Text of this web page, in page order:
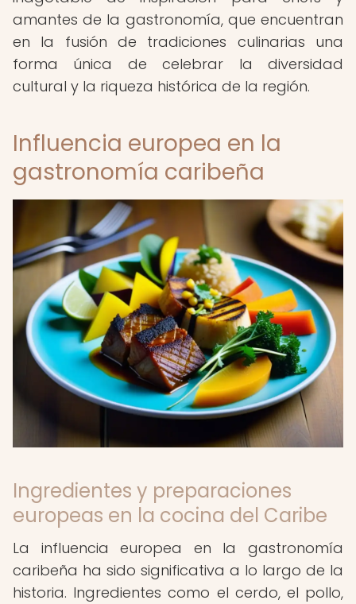
amantes de la gastronomía, que encuentran
en la fusión de tradiciones culinarias una
forma única de celebrar la diversidad
cultural y la riqueza histórica de la región.
Influencia europea en la
gastronomía caribeña
Ingredientes y preparaciones
europeas en la cocina del Caribe
La influencia europea en la gastronomía
caribeña ha sido significativa a lo largo de la
historia. Ingredientes como el cerdo, el pollo,